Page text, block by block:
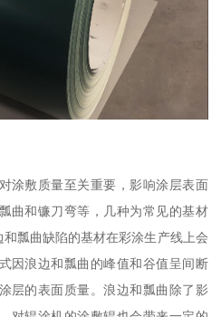
涂敷质量至关重要，影响涂层表面
曲和镰刀弯等，几种为常见的基材
瓢曲缺陷的基材在彩涂生产线上会
因浪边和瓢曲的峰值和谷值呈间断
层的表面质量。浪边和瓢曲除了影